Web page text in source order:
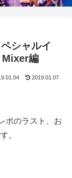
シャルイ
Mixer編
2019.01.07
ポのラスト、お
。